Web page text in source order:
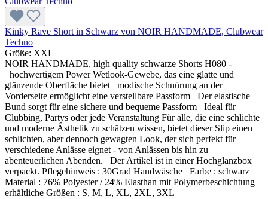
Kinky Rave Short in Schwarz von NOIR HANDMADE, Clubwear
Techno
Größe: XXL
NOIR HANDMADE, high quality schwarze Shorts H080 -
hochwertigem Power Wetlook-Gewebe, das eine glatte und
glänzende Oberfläche bietet modische Schnürung an der
Vorderseite ermöglicht eine verstellbare Passform Der elastische
Bund sorgt für eine sichere und bequeme Passform Ideal für
Clubbing, Partys oder jede Veranstaltung Für alle, die eine schlichte
und moderne Ästhetik zu schätzen wissen, bietet dieser Slip einen
schlichten, aber dennoch gewagten Look, der sich perfekt für
verschiedene Anlässe eignet - von Anlässen bis hin zu
abenteuerlichen Abenden. Der Artikel ist in einer Hochglanzbox
verpackt. Pflegehinweis : 30Grad Handwäsche Farbe : schwarz
Material : 76% Polyester / 24% Elasthan mit Polymerbeschichtung
erhältliche Größen : S, M, L, XL, 2XL, 3XL